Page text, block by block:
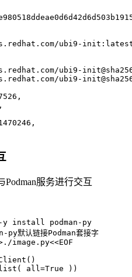
ubi9-
ubi9-
ubi9-
Podman服务进行交互
y install podman-py
py默认链接Podman套接字
image.py<<EOF
all=True ))